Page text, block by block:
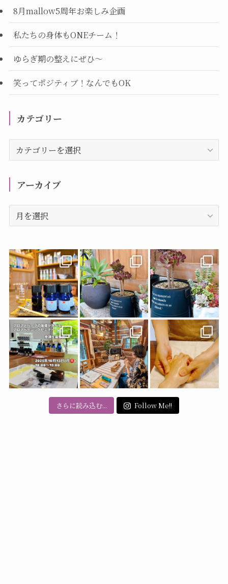
8月mallow5周年お楽しみ企画
私たちの身体もONEチーム！
ゆらぎ期の整えにぜひ～
笑ってポジティブ！なんでもOK
カテゴリー
テ
ー
アーカイブ
ー
イ
ブ
さらに読み込む... Follow Me!!